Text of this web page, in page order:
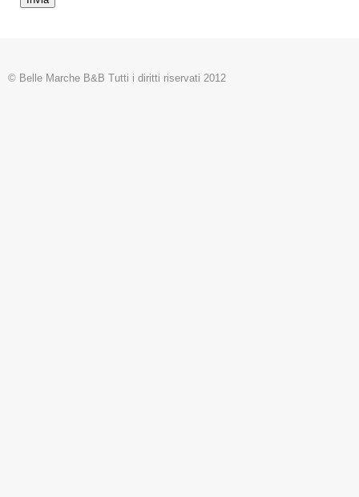
© Belle Marche B&B Tutti i diritti riservati 2012